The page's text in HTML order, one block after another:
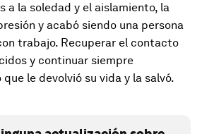
a la soledad y el aislamiento, la
y acabó siendo una persona
trabajo. Recuperar el contacto
y continuar siempre
le devolvió su vida y la salvó.